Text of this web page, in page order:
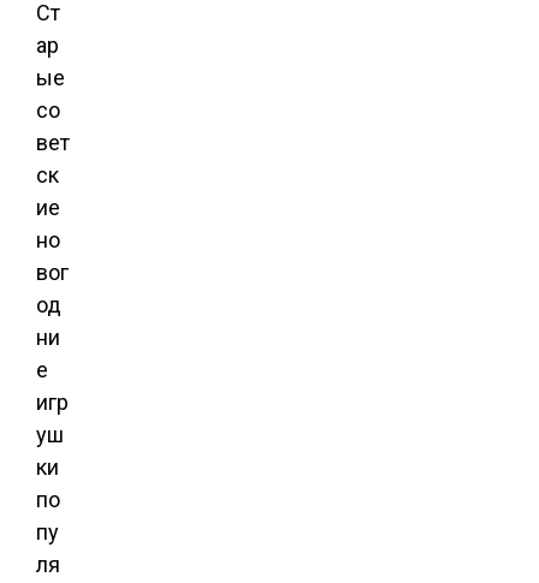
Ст
ар
ые
со
вет
ск
ие
но
вог
од
ни
е
игр
уш
ки
по
пу
ля